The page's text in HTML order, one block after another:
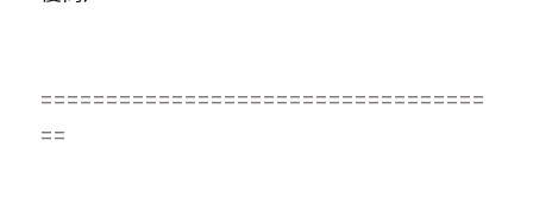
==================================
==